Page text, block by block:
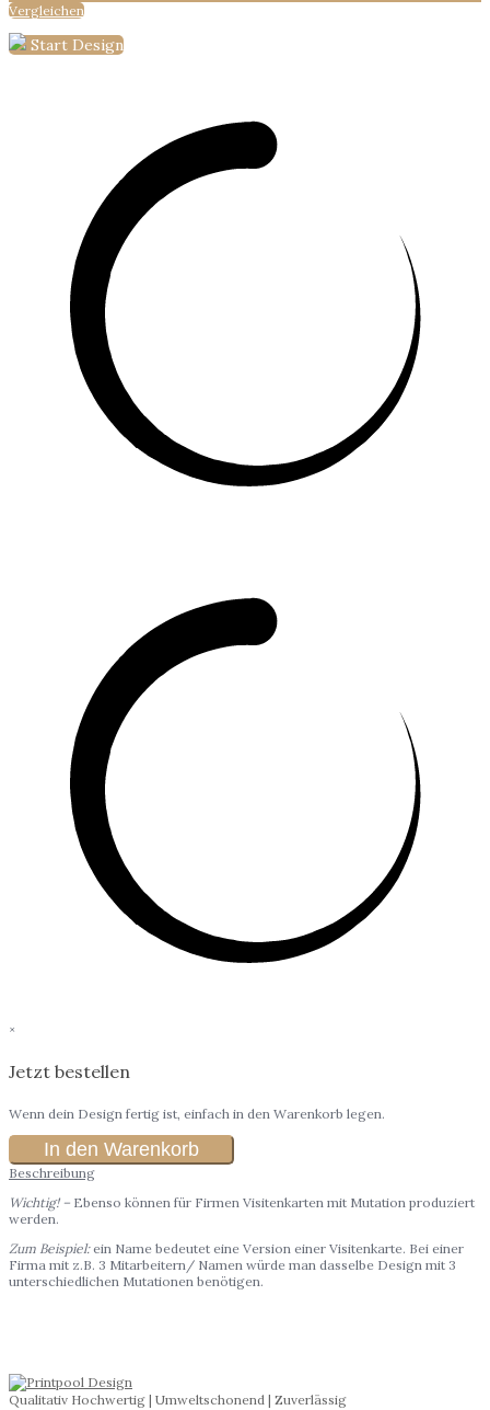
Vergleichen
Start Design
×
Jetzt bestellen
Wenn dein Design fertig ist, einfach in den Warenkorb legen.
In den Warenkorb
Beschreibung
Wichtig! – Ebenso können für Firmen Visitenkarten mit Mutation produziert
werden.
Zum Beispiel:ein Name bedeutet eine Version einer Visitenkarte. Bei einer
Firma mit z.B. 3 Mitarbeitern/ Namen würde man dasselbe Design mit 3
unterschiedlichen Mutationen benötigen.
Qualitativ Hochwertig | Umweltschonend | Zuverlässig